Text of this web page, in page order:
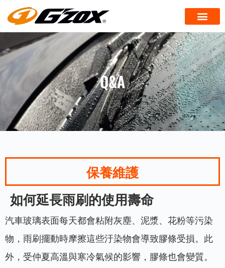
Q&A
保養維護
如何延長雨刷的使用壽命
汽車玻璃表面每天都會粘附灰塵、泥漿、花粉等污染
物，雨刷擺動時摩擦這些汙染物會導致膠條受損。此
外，受仲夏高溫與寒冷氣候的影響，膠條也會變質。